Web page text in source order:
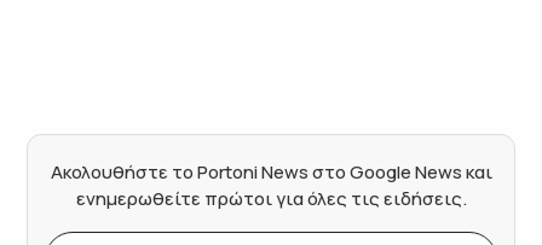
Ακολουθήστε το Portoni News στο Google News και
ενημερωθείτε πρώτοι για όλες τις ειδήσεις.